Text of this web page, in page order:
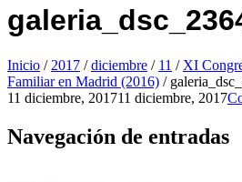
Inicio / 2017 / diciembre / 11 / XI
Familiar en Madrid (2016) /
11 diciembre, 201711 diciembre, 2017
Navegación de entradas